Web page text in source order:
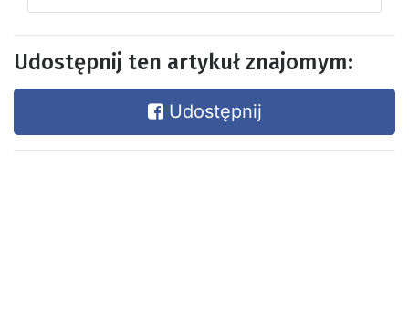
Udostępnij ten artykuł znajomym:
Udostępnij